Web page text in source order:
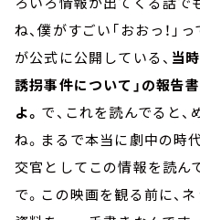
ね、僕がすごい「おおっ！」
が公式に公開している、 当
誘拐事件について」の報告
よ。 で、これを読んでると
ね。まるで本当に劇中の時
交官としてこの情報を読ん
で。この映画を観る前に、